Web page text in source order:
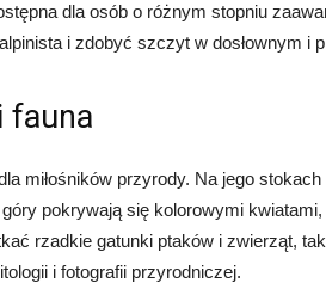
dla osób o różnym stopniu
i zdobyć szczyt w dosłownym i
fauna
miłośników przyrody. Na jego
pokrywają się kolorowymi
rzadkie gatunki ptaków i zwierząt,
i fotografii przyrodniczej.